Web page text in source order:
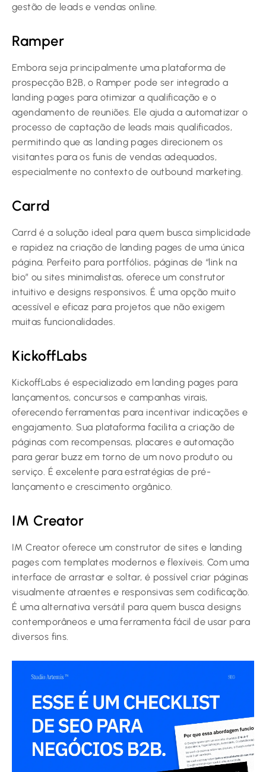
gestão de leads e vendas online.
Ramper
Embora seja principalmente uma plataforma de
prospecção B2B, o Ramper pode ser integrado a
landing pages para otimizar a qualificação e o
agendamento de reuniões. Ele ajuda a automatizar o
processo de captação de leads mais qualificados,
permitindo que as landing pages direcionem os
visitantes para os funis de vendas adequados,
especialmente no contexto de outbound marketing.
Carrd
Carrd é a solução ideal para quem busca simplicidade
e rapidez na criação de landing pages de uma única
página. Perfeito para portfólios, páginas de “link na
bio” ou sites minimalistas, oferece um construtor
intuitivo e designs responsivos. É uma opção muito
acessível e eficaz para projetos que não exigem
muitas funcionalidades.
KickoffLabs
KickoffLabs é especializado em landing pages para
lançamentos, concursos e campanhas virais,
oferecendo ferramentas para incentivar indicações e
engajamento. Sua plataforma facilita a criação de
páginas com recompensas, placares e automação
para gerar buzz em torno de um novo produto ou
serviço. É excelente para estratégias de pré-
lançamento e crescimento orgânico.
IM Creator
IM Creator oferece um construtor de sites e landing
pages com templates modernos e flexíveis. Com uma
interface de arrastar e soltar, é possível criar páginas
visualmente atraentes e responsivas sem codificação.
É uma alternativa versátil para quem busca designs
contemporâneos e uma ferramenta fácil de usar para
diversos fins.